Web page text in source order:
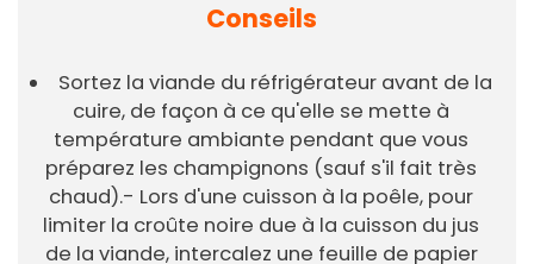
Conseils
Sortez la viande du réfrigérateur avant de la
cuire, de façon à ce qu'elle se mette à
température ambiante pendant que vous
préparez les champignons (sauf s'il fait très
chaud).- Lors d'une cuisson à la poêle, pour
limiter la croûte noire due à la cuisson du jus
de la viande, intercalez une feuille de papier